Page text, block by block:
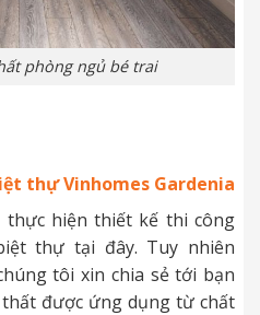
phòng ngủ bé trai
thựVinhomes Gardenia
thực hiện thiết kế thi công
thự tại đây. Tuy nhiên
tôi xin chia sẻ tới bạn
được ứng dụng từ chất